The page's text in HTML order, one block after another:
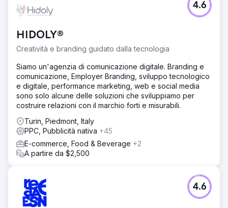
Il cliente non era soddisfatto del suo sito web, non
convertiva lead e non era nemmeno in classifica.
Soluzione
pagamento, riprogettato un sito web, creato landing page
personalizzate e avviato una campagna SEO.
Risultato
Abbiamo lanciato un bellissimo sito web e nel giro di 3
mesi abbiamo visto un aumento delle classifiche per la
strategia di parole chiave che abbiamo creato. Gli annunci
PPC ci hanno aiutato a generare lead di qualità entro 4
settimane dall'inizio del piano.
Vai alla pagina agenzia
HIDOLY®
Creatività e branding guidato dalla tecnologia
4.6
Siamo un'agenzia di comunicazione digitale. Branding e
comunicazione, Employer Branding, sviluppo tecnologico
e digitale, performance marketing, web e social media
sono solo alcune delle soluzioni che sviluppiamo per
costruire relazioni con il marchio forti e misurabili.
Turin, Piedmont, Italy
PPC, Pubblicità nativa +45
E-commerce, Food & Beverage +2
A partire da $2,500
4.6